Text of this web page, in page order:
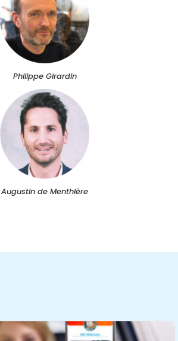
Philippe Girardin
Augustin de Menthière